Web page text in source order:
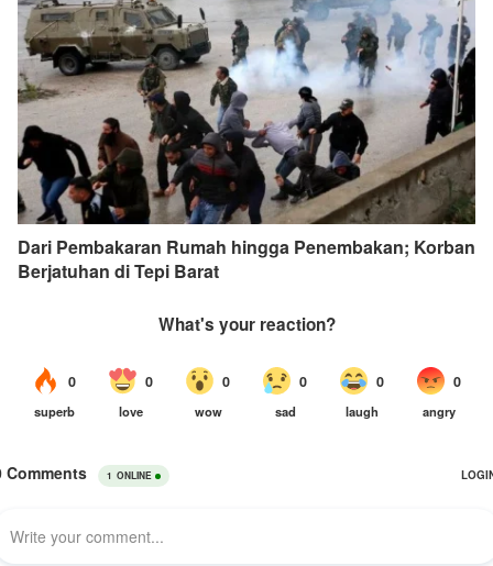
Dari Pembakaran Rumah hingga Penembakan; Korban
Berjatuhan di Tepi Barat